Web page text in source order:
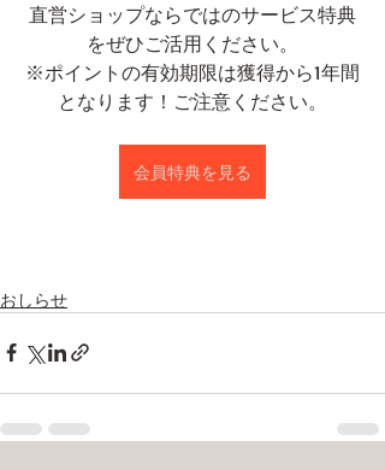
直営ショップならではのサービス特典
をぜひご活用ください。
※ポイントの有効期限は獲得から1年間
となります！ご注意ください。
会員特典を見る
おしらせ